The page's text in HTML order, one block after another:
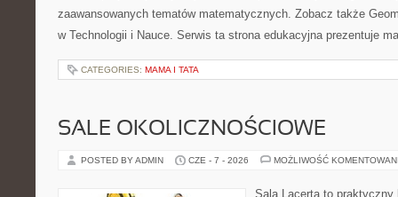
zaawansowanych tematów matematycznych. Zobacz także
w Technologii i Nauce. Serwis ta strona edukacyjna prezentuje
CATEGORIES: MAMA I TATA
SALE OKOLICZNOŚCIOWE
POSTED BY ADMIN CZE - 7 - 2026 MOŻLIWOŚĆ
Sala Lacerta to praktyczny